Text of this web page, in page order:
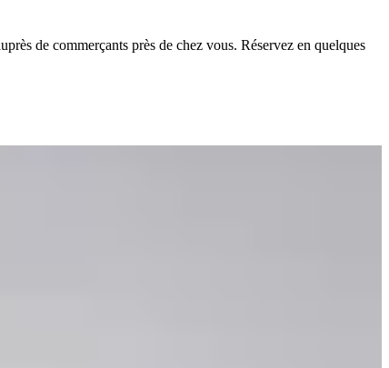
de commerçants près de chez vous. Réservez en quelques